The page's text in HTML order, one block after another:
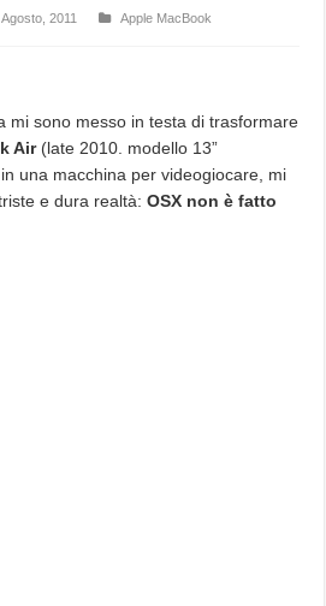
Agosto, 2011
Apple MacBook
mi sono messo in testa di trasformare
Air(late 2010. modello 13”
una macchina per videogiocare, mi
e dura realtà:OSX non è fatto